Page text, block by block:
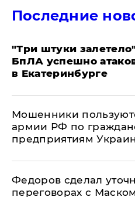
Последние
"Три штуки
БпЛА успешно
в Екатеринбурге
Мошенники
армии РФ по
предприятиям
Федоров сделал
переговорах с